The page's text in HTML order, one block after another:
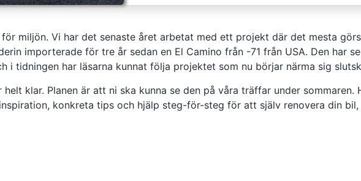
för miljön. Vi har det senaste året arbetat med ett projekt där det mesta görs
importerade för tre år sedan en El Camino från -71 från USA. Den har
i tidningen har läsarna kunnat följa projektet som nu börjar närma sig
klar. Planen är att ni ska kunna se den på våra träffar under sommaren.
konkreta tips och hjälp steg-för-steg för att själv renovera din bil,